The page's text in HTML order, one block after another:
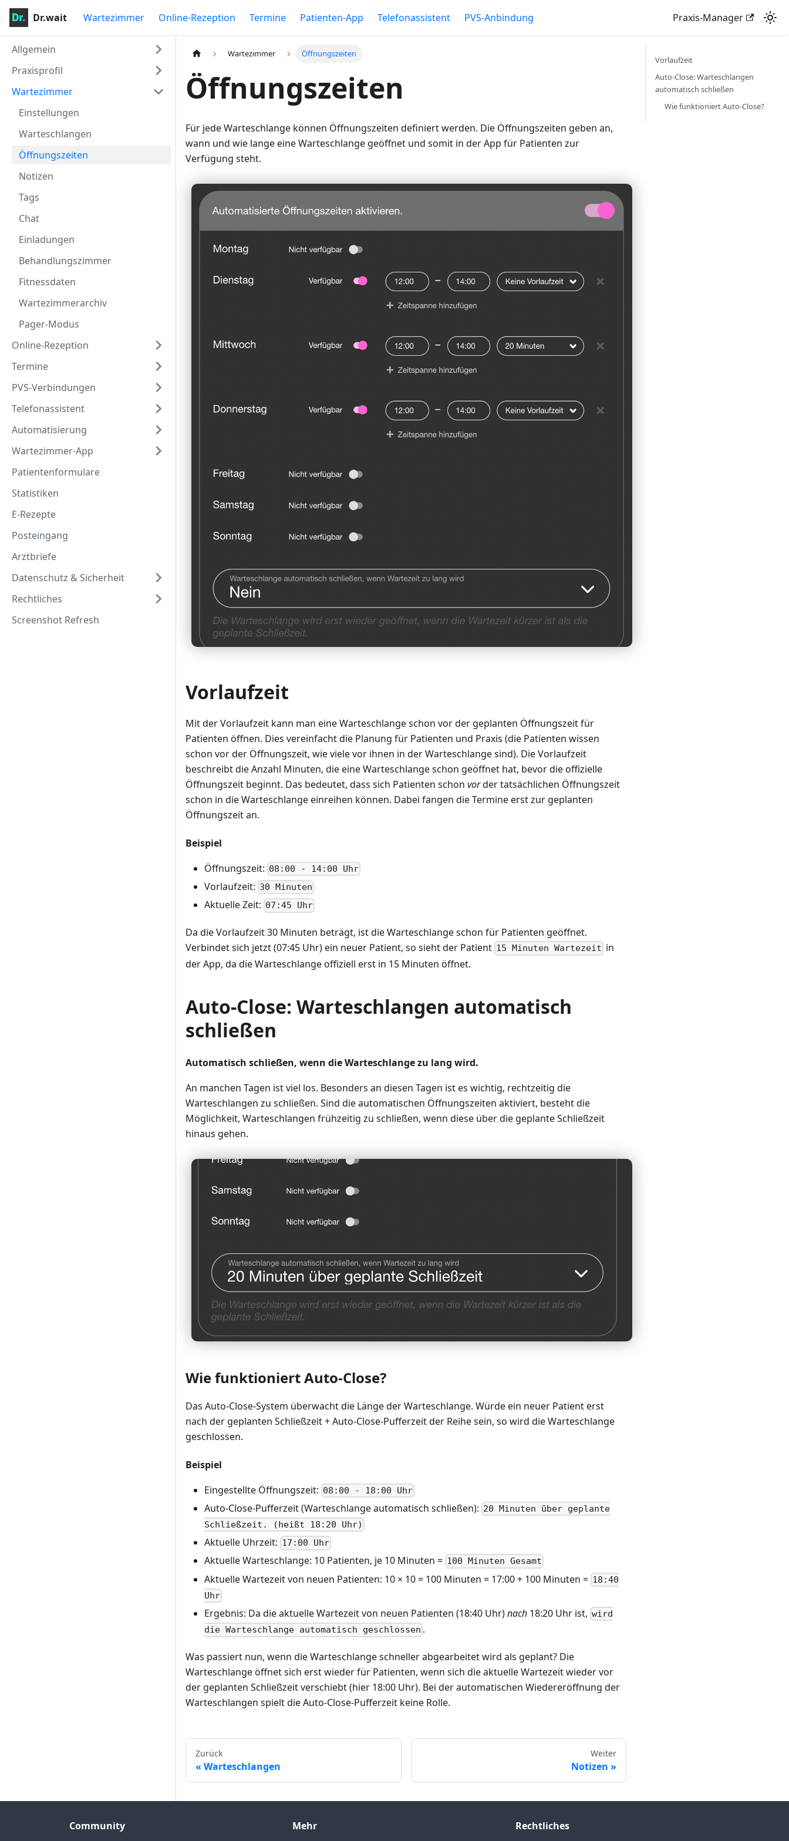
Dr.wait Wartezimmer Online-Rezeption Termine Patienten-App Telefonassistent PVS-Anbindung Praxis-Manager
Allgemein
Praxisprofil
Wartezimmer
Einstellungen
Warteschlangen
Öffnungszeiten
Notizen
Tags
Chat
Einladungen
Behandlungszimmer
Fitnessdaten
Wartezimmerarchiv
Pager-Modus
Online-Rezeption
Termine
PVS-Verbindungen
Telefonassistent
Automatisierung
Wartezimmer-App
Patientenformulare
Statistiken
E-Rezepte
Posteingang
Arztbriefe
Datenschutz & Sicherheit
Rechtliches
Screenshot Refresh
Wartezimmer Öffnungszeiten
Öffnungszeiten
Für jede Warteschlange können Öffnungszeiten definiert werden. Die Öffnungszeiten geben an,
wann und wie lange eine Warteschlange geöffnet und somit in der App für Patienten zur
Verfügung steht.
Vorlaufzeit
Mit der Vorlaufzeit kann man eine Warteschlange schon vor der geplanten Öffnungszeit für
Patienten öffnen. Dies vereinfacht die Planung für Patienten und Praxis (die Patienten wissen
schon vor der Öffnungszeit, wie viele vor ihnen in der Warteschlange sind). Die Vorlaufzeit
beschreibt die Anzahl Minuten, die eine Warteschlange schon geöffnet hat, bevor die offizielle
Öffnungszeit beginnt. Das bedeutet, dass sich Patienten schon vorder tatsächlichen Öffnungszeit
schon in die Warteschlange einreihen können. Dabei fangen die Termine erst zur geplanten
Öffnungszeit an.
Beispiel
Öffnungszeit: 08:00 - 14:00 Uhr
Vorlaufzeit: 30 Minuten
Aktuelle Zeit: 07:45 Uhr
Da die Vorlaufzeit 30 Minuten beträgt, ist die Warteschlange schon für Patienten geöffnet.
Verbindet sich jetzt (07:45 Uhr) ein neuer Patient, so sieht der Patient 15 Minuten Wartezeit in
der App, da die Warteschlange offiziell erst in 15 Minuten öffnet.
Auto-Close: Warteschlangen automatisch
schließen
Automatisch schließen, wenn die Warteschlange zu lang wird.
An manchen Tagen ist viel los. Besonders an diesen Tagen ist es wichtig, rechtzeitig die
Warteschlangen zu schließen. Sind die automatischen Öffnungszeiten aktiviert, besteht die
Möglichkeit, Warteschlangen frühzeitig zu schließen, wenn diese über die geplante Schließzeit
hinaus gehen.
Wie funktioniert Auto-Close?
Das Auto-Close-System überwacht die Länge der Warteschlange. Würde ein neuer Patient erst
nach der geplanten Schließzeit + Auto-Close-Pufferzeit der Reihe sein, so wird die Warteschlange
geschlossen.
Beispiel
Eingestellte Öffnungszeit: 08:00 - 18:00 Uhr
Auto-Close-Pufferzeit (Warteschlange automatisch schließen): 20 Minuten über geplante
Schließzeit. (heißt 18:20 Uhr)
Aktuelle Uhrzeit: 17:00 Uhr
Aktuelle Warteschlange: 10 Patienten, je 10 Minuten = 100 Minuten Gesamt
Aktuelle Wartezeit von neuen Patienten: 10 × 10 = 100 Minuten = 17:00 + 100 Minuten = 18:40
Uhr
Ergebnis: Da die aktuelle Wartezeit von neuen Patienten (18:40 Uhr)nach 18:20 Uhr ist, wird
die Warteschlange automatisch geschlossen .
Was passiert nun, wenn die Warteschlange schneller abgearbeitet wird als geplant? Die
Warteschlange öffnet sich erst wieder für Patienten, wenn sich die aktuelle Wartezeit wieder vor
der geplanten Schließzeit verschiebt (hier 18:00 Uhr). Bei der automatischen Wiedereröffnung der
Warteschlangen spielt die Auto-Close-Pufferzeit keine Rolle.
Zurück
Warteschlangen
Weiter
Notizen
Vorlaufzeit
Auto-Close: Warteschlangen
automatisch schließen
Wie funktioniert Auto-Close?
Community Mehr Rechtliches